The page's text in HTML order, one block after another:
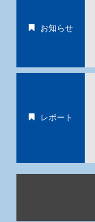
お知らせ
レポート